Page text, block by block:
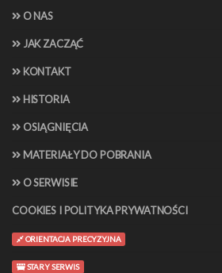
O NAS
JAK ZACZĄĆ
KONTAKT
HISTORIA
OSIĄGNIĘCIA
MATERIAŁY DO POBRANIA
O SERWISIE
COOKIES I POLITYKA PRYWATNOŚCI
ORIENTACJA PRECYZYJNA
STARY SERWIS